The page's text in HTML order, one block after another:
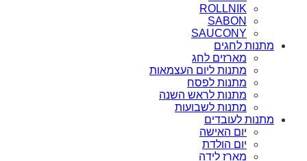
ROLLNIK
SABON
SAUCONY
מתנות לחגים
מארזים לחג
מתנות ליום העצמאות
מתנות לפסח
מתנות לראש השנה
מתנות לשבועות
מתנות לעובדים
יום האישה
יום הולדת
מארז לידה